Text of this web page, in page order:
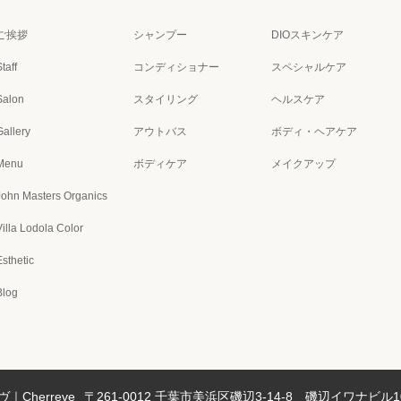
挨拶
Masters Organics
Lodola Color
シャンプー
コンディショナー
スタイリング
アウトバス
ボディケア
DIOスキンケア
スペシャルケア
ヘルスケア
ボディ・ヘアケア
メイクアップ
｜Cherreve 〒261-0012 千葉市美浜区磯辺3-14-8 磯辺イワナビル